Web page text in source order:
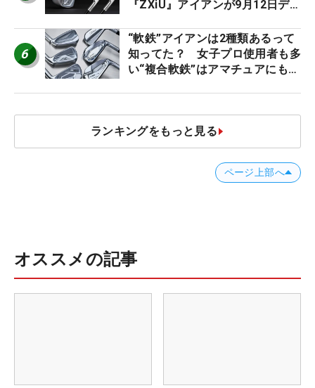
『ZXiU』アイアンが9月12日デ
6
“軟鉄”アイアンは2種類あるって
知ってた？ 女子プロ使用者も多
い“複合軟鉄”はアマチュアにもオ
ランキングをもっと見る
ページ上部へ
オススメの記事